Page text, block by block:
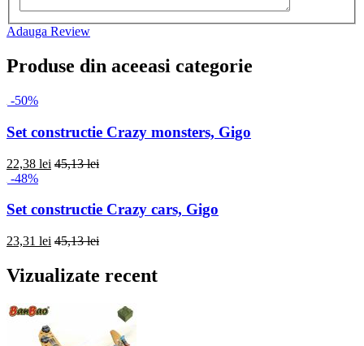
Adauga Review
Produse din aceeasi categorie
-50%
Set constructie Crazy monsters, Gigo
22,38 lei 45,13 lei
-48%
Set constructie Crazy cars, Gigo
23,31 lei 45,13 lei
Vizualizate recent